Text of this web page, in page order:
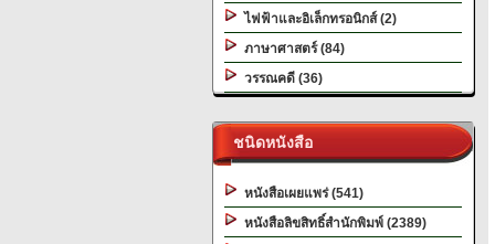
ไฟฟ้าและอิเล็กทรอนิกส์ (2)
ภาษาศาสตร์ (84)
วรรณคดี (36)
ชนิดหนังสือ
หนังสือเผยแพร่ (541)
หนังสือลิขสิทธิ์สำนักพิมพ์ (2389)